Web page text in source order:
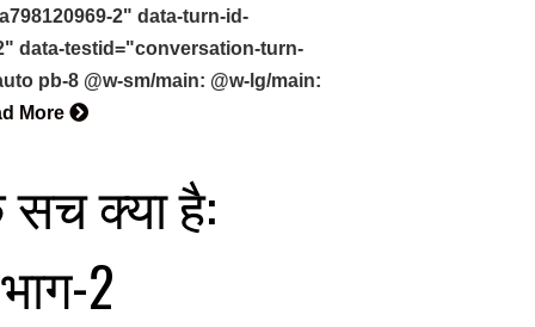
2" data-turn-id-
data-testid="conversation-turn-
pb-8 @w-sm/main: @w-lg/main:
More
क्या है:
2